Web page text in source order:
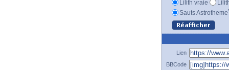
Lilith vraie
Sauts Astrotheme
Lien
BBCode